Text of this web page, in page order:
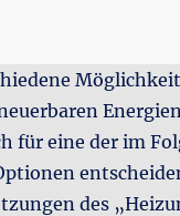
für eine der im
des